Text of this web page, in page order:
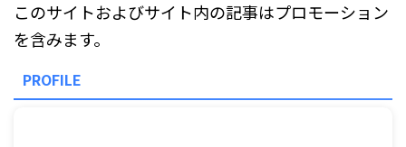
このサイトおよびサイト内の記事はプロモーション
を含みます。
PROFILE